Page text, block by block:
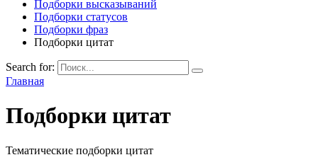
Подборки высказываний
Подборки статусов
Подборки фраз
Подборки цитат
Search for:
Главная
Подборки цитат
Тематические подборки цитат